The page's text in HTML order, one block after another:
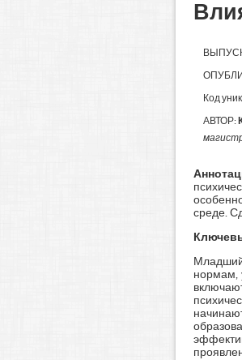
Код
АВТОР:
среде.
Младший
нормам,